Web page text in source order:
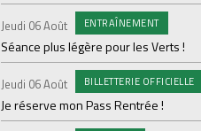
Jeudi 06 Août ENTRAÎNEMENT
Séance plus légère pour les Verts !
Jeudi 06 Août BILLETTERIE OFFICIELLE
Je réserve mon Pass Rentrée !